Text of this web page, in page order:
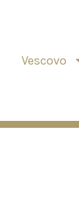
Vescovo